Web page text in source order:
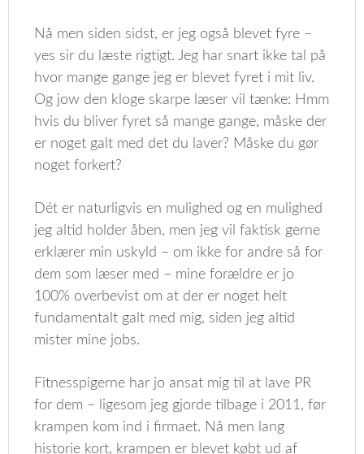
Nå men siden sidst, er jeg også blevet fyre –
yes sir du læste rigtigt. Jeg har snart ikke tal på
hvor mange gange jeg er blevet fyret i mit liv.
Og jow den kloge skarpe læser vil tænke: Hmm
hvis du bliver fyret så mange gange, måske der
er noget galt med det du laver? Måske du gør
noget forkert?
Dét er naturligvis en mulighed og en mulighed
jeg altid holder åben, men jeg vil faktisk gerne
erklærer min uskyld – om ikke for andre så for
dem som læser med – mine forældre er jo
100% overbevist om at der er noget helt
fundamentalt galt med mig, siden jeg altid
mister mine jobs.
Fitnesspigerne har jo ansat mig til at lave PR
for dem – ligesom jeg gjorde tilbage i 2011, før
krampen kom ind i firmaet. Nå men lang
historie kort, krampen er blevet købt ud af